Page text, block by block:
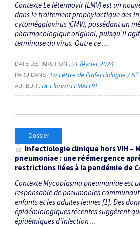
Contexte Le létermovir (LMV) est un
dans le traitement prophylactique des
cytomégalovirus (CMV), possédant un
pharmacologique original, puisqu’il
terminase du virus. Outre ce ...
DATE DE PARUTION 21 février 2024
PARU DANS La Lettre de l’Infectiologue /
AUTEUR Dr Florian LEMAITRE
Dossier
Infectiologie clinique hors VIH –
pneumoniae : une réémergence
restrictions liées à la pandémie de
Contexte Mycoplasma pneumoniae est
responsable de pneumonies
enfants et les adultes jeunes [1]. Des
épidémiologiques récentes suggèrent
épidémiques d’infection ...